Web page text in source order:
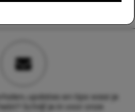
updates en tips waar je
Schrijf je in voor onze